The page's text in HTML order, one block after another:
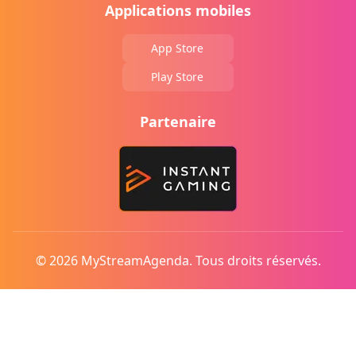
Applications mobiles
App Store
Play Store
Partenaire
© 2026 MyStreamAgenda. Tous droits réservés.